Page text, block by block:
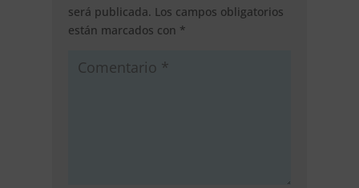
será publicada. Los campos obligatorios
están marcados con *